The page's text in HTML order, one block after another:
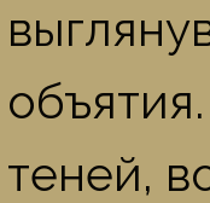
теней,